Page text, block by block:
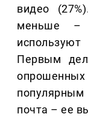
видео
меньше –
Первым
опрошенных
популярным
почта – ее